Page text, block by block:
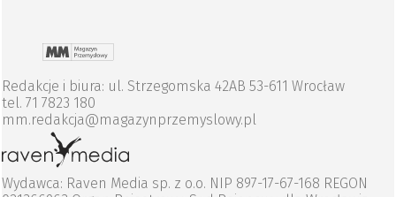
Redakcje i biura: ul. Strzegomska 42AB 53-611 Wrocław
tel. 71 7823 180
mm.redakcja@magazynprzemyslowy.pl
Wydawca: Raven Media sp. z o.o. NIP 897-17-67-168 REGON